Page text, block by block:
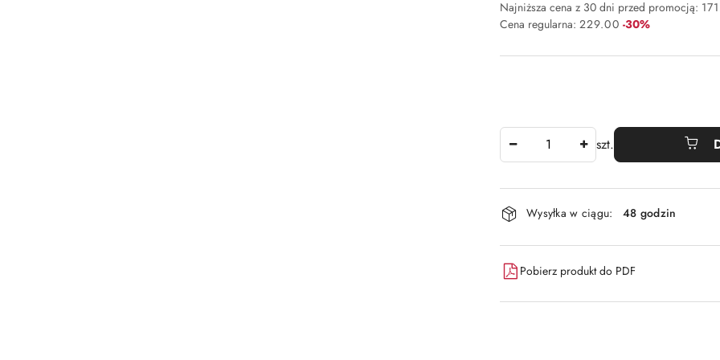
Najniższa cena z 30 dni przed promocją:
Cena regularna: 229.00 Rabat:
-30%
szt.
Dostępność
i
dostawa
Wysyłka w ciągu: 48 godzin
Pobierz produkt do PDF